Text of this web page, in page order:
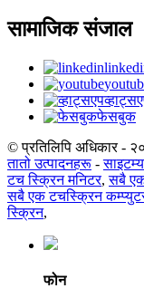
सामाजिक संजाल
फेसबुक
© प्रतिलिपि अधिकार -
तातो उत्पादनहरू -
टच स्क्रिन मनिटर,सबै
सबै एक टचस्क्रिन
स्क्रिन,
फोन